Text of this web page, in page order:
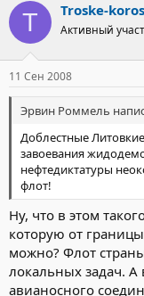
T Troske-
Активный
11 Сен 2008
Эрвин Роммель
Доблестные
завоевания
нефтедиктатуры
флот!
Ну, что в этом
которую от
можно? Флот
локальных задач. А
авианосного